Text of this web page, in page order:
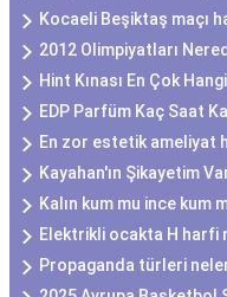
Kocaeli Beşiktaş maçı
2012 Olimpiyatları
Hint Kınası En Çok
EDP Parfüm Kaç Saat
En zor estetik ameliyat
Kayahan'ın Şikayetim
Kalın kum mu ince kum
Elektrikli ocakta H harfi
Propaganda türleri